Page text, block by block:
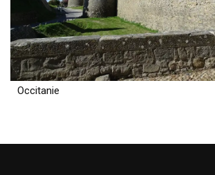
Occitanie